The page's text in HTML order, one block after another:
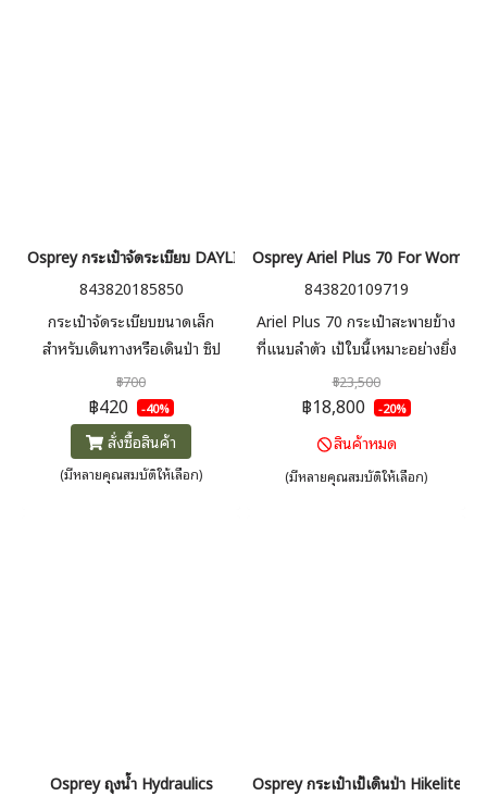
Osprey กระเป๋าจัดระเบียบ DAYLITE PACKING CUBE
843820185850
กระเป๋าจัดระเบียบขนาดเล็ก
สำหรับเดินทางหรือเดินป่า ซิป
ทนทาน ผ้าตาข่ายระบายอากาศ
และช่วยให้มองเห็นของด้านในใช้
งานได้ง่าย
฿700
฿420 -40%
สั่งซื้อสินค้า
(มีหลายคุณสมบัติให้เลือก)
Osprey Ariel Plus 70 For Women
843820109719
Ariel Plus 70 กระเป๋าสะพายข้าง
ที่แนบลำตัว เป้ใบนี้เหมาะอย่างยิ่ง
สำหรับการแบกสัมภาระที่หนัก สาย
คาดสะโพกและสายสะพายไหล่
Fit-On-The-Fly ส่วนหัวกระเป๋า
สามารถทำเป็น Daypack ได้
฿23,500
฿18,800 -20%
สินค้าหมด
(มีหลายคุณสมบัติให้เลือก)
Osprey ถุงน้ำ Hydraulics
Osprey กระเป๋าเป้เดินป่า Hikelite